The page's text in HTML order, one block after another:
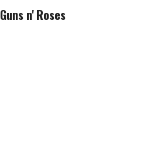
Guns n' Roses